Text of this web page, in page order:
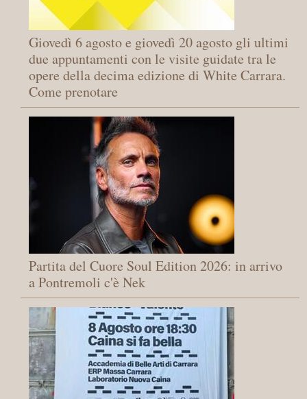
Giovedì 6 agosto e giovedì 20 agosto gli ultimi
due appuntamenti con le visite guidate tra le
opere della decima edizione di White Carrara.
Come prenotare
Partita del Cuore Soul Edition 2026: in arrivo
a Pontremoli c'è Nek